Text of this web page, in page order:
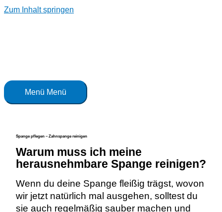
Zum Inhalt springen
Menü Menü
Spange pflegen – Zahnspange reinigen
Warum muss ich meine
herausnehmbare Spange reinigen?
Wenn du deine Spange fleißig trägst, wovon
wir jetzt natürlich mal ausgehen, solltest du
sie auch regelmäßig sauber machen und